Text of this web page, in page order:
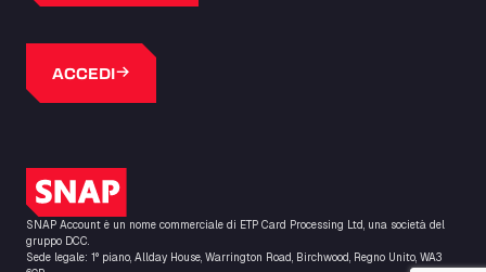
Fahrenheitweg 20, 6101 WR
Basiq Truck Cleaning Hoogeveen
A.G. Bellstraat 35A, 7903 AD
16 Inchmuir Road, EH48 2EP
Batim Truckstop
Lar Bck Z 7 Mennen, 8930
Baumann Spedition Dresden GmbH
ACCEDI
Logo SNAP
SNAP Account è un nome commerciale di ETP Card Processing Ltd, una società del
gruppo DCC.
Sede legale: 1° piano, Allday House, Warrington Road, Birchwood, Regno Unito, WA3